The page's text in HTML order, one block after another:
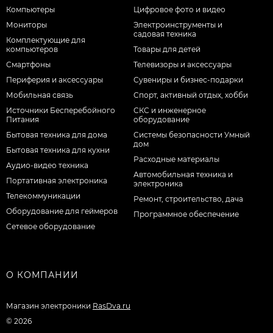
Компьютеры
Мониторы
Комплектующие для
компьютеров
Смартфоны
Периферия и аксессуары
Мобильная связь
Источники Бесперебойного
Питания
Бытовая техника для дома
Бытовая техника для кухни
Аудио-видео техника
Портативная электроника
Телекоммуникации
Оборудование для геймеров
Сетевое оборудование
Цифровое фото и видео
Электроинструменты и
садовая техника
Товары для детей
Телевизоры и аксессуары
Сувениры и бизнес-подарки
Спорт, активный отдых, хобби
СКС и инженерное
оборудование
Системы безопасности Умный
дом
Расходные материалы
Автомобильная техника и
электроника
Ремонт, строительство, дача
Программное обеспечение
О КОМПАНИИ
Магазин электроники RasDva.ru
© 2026